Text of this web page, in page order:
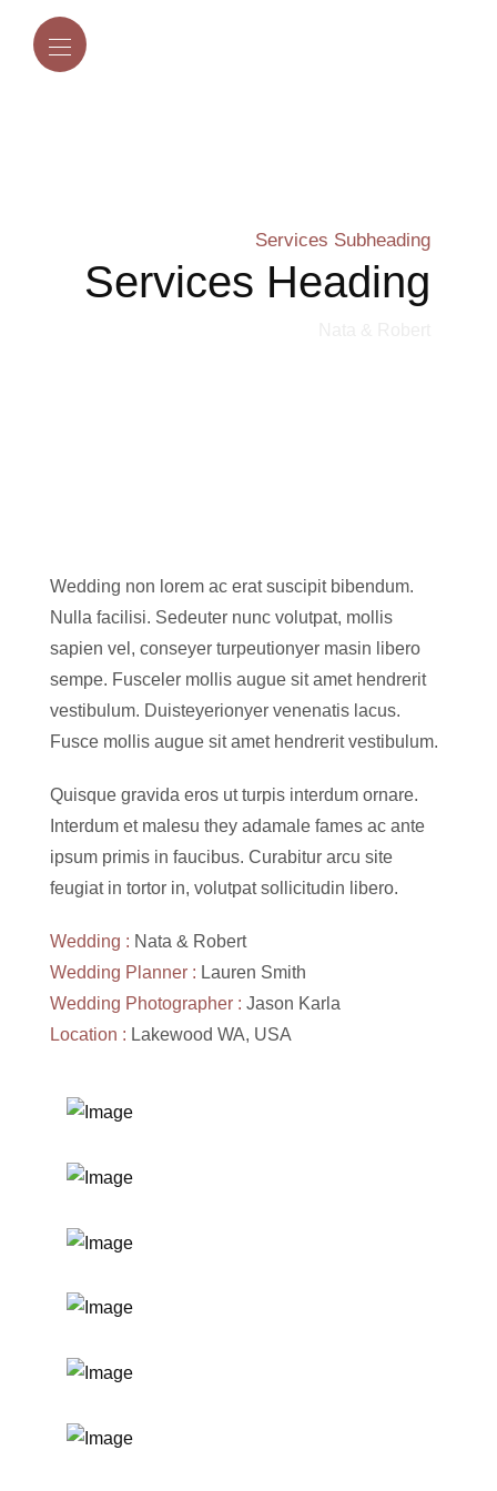
Services Subheading
Services Heading
Wedding non lorem ac erat suscipit bibendum.
Nulla facilisi. Sedeuter nunc volutpat, mollis
sapien vel, conseyer turpeutionyer masin libero
sempe. Fusceler mollis augue sit amet hendrerit
vestibulum. Duisteyerionyer venenatis lacus.
Fusce mollis augue sit amet hendrerit vestibulum.
Quisque gravida eros ut turpis interdum ornare.
Interdum et malesu they adamale fames ac ante
ipsum primis in faucibus. Curabitur arcu site
feugiat in tortor in, volutpat sollicitudin libero.
Wedding : Nata & Robert
Wedding Planner : Lauren Smith
Wedding Photographer : Jason Karla
Location : Lakewood WA, USA